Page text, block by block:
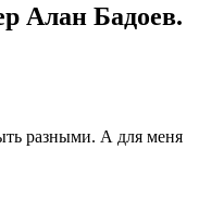
Алан Бадоев.
разными. А для меня